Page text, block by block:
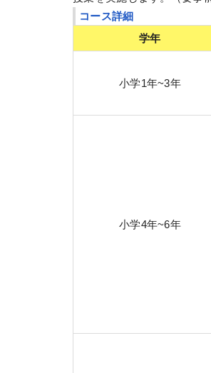
コース詳細
学年
小学1年~3年
小学4年~6年